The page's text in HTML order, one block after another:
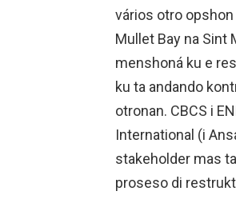
vários otro opshon
Mullet Bay na Sint
menshoná ku e
ku ta andando
otronan. CBCS i
International (i
stakeholder mas
proseso di